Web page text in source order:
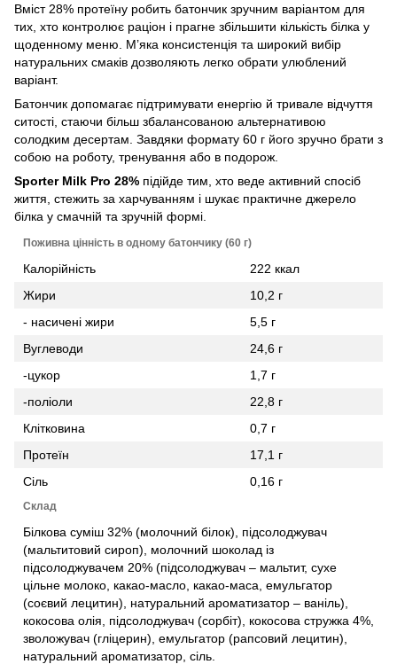
Вміст 28% протеїну робить батончик зручним варіантом для
тих, хто контролює раціон і прагне збільшити кількість білка у
щоденному меню. М’яка консистенція та широкий вибір
натуральних смаків дозволяють легко обрати улюблений
варіант.
Батончик допомагає підтримувати енергію й тривале відчуття
ситості, стаючи більш збалансованою альтернативою
солодким десертам. Завдяки формату 60 г його зручно брати з
собою на роботу, тренування або в подорож.
Sporter Milk Pro 28% підійде тим, хто веде активний спосіб
життя, стежить за харчуванням і шукає практичне джерело
білка у смачній та зручній формі.
Поживна цінність в одному батончику (60 г)
Калорійність
222 ккал
Жири
10,2 г
- насичені жири
5,5 г
Вуглеводи
24,6 г
-цукор
1,7 г
-поліоли
22,8 г
Клітковина
0,7 г
Протеїн
17,1 г
Сіль
0,16 г
Склад
Білкова суміш 32% (молочний білок), підсолоджувач
(мальтитовий сироп), молочний шоколад із
підсолоджувачем 20% (підсолоджувач – мальтит, сухе
цільне молоко, какао-масло, какао-маса, емульгатор
(соєвий лецитин), натуральний ароматизатор – ваніль),
кокосова олія, підсолоджувач (сорбіт), кокосова стружка 4%,
зволожувач (гліцерин), емульгатор (рапсовий лецитин),
натуральний ароматизатор, сіль.